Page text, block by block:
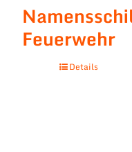
Feuerwehr
Details